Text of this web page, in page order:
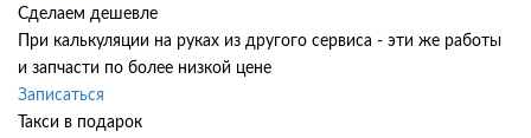
Сделаем дешевле
При калькуляции на руках из другого сервиса - эти же работы
и запчасти по более низкой цене
Записаться
Такси в подарок